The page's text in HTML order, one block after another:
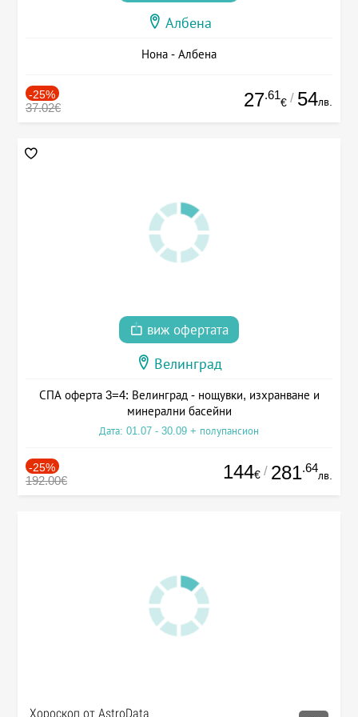
Албена
Нона - Албена
-25%
37.02€ 27.61
€ / 54лв.
виж офертата
Велинград
СПА оферта 3=4: Велинград - нощувки, изхранване и
минерални басейни
Дата: 01.07 - 30.09 + полупансион
-25%
192.00€ 144€ / 281.64
лв.
Хороскоп от AstroData